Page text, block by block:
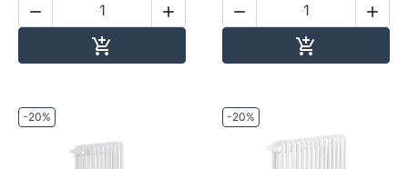
 

 

-20% -20%